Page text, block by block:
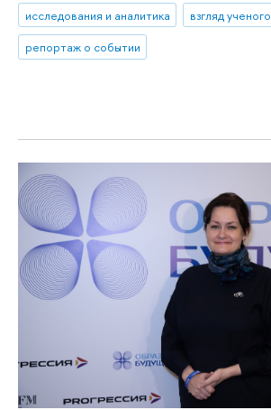
исследования и аналитика
взгляд ученого
репортаж о событии